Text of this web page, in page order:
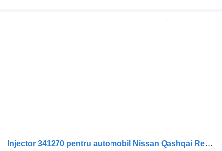
Injector 341270 pentru automobil Nissan Qashqai Renault Megane III